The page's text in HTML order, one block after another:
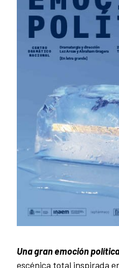
Una gran emoción
escénica total inspirada